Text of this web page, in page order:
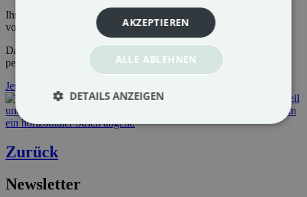
Ihr möchtet erfahren, wie Google Ads euer Unternehmen nach
vorne bringen kann?
Dann
vereinbart jetzt euer kostenloses Erstgespräch
persönlich und unverbindlich
Jetzt Anfragen
Zurück
Newsletter
AKZEPTIEREN
ALLE ABLEHNEN
DETAILS ANZEIGEN